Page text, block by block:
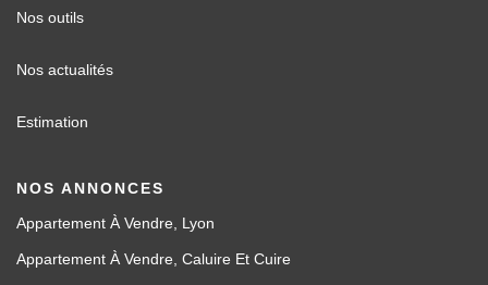
Nos outils
Nos actualités
Estimation
NOS ANNONCES
Appartement À Vendre, Lyon
Appartement À Vendre, Caluire Et Cuire